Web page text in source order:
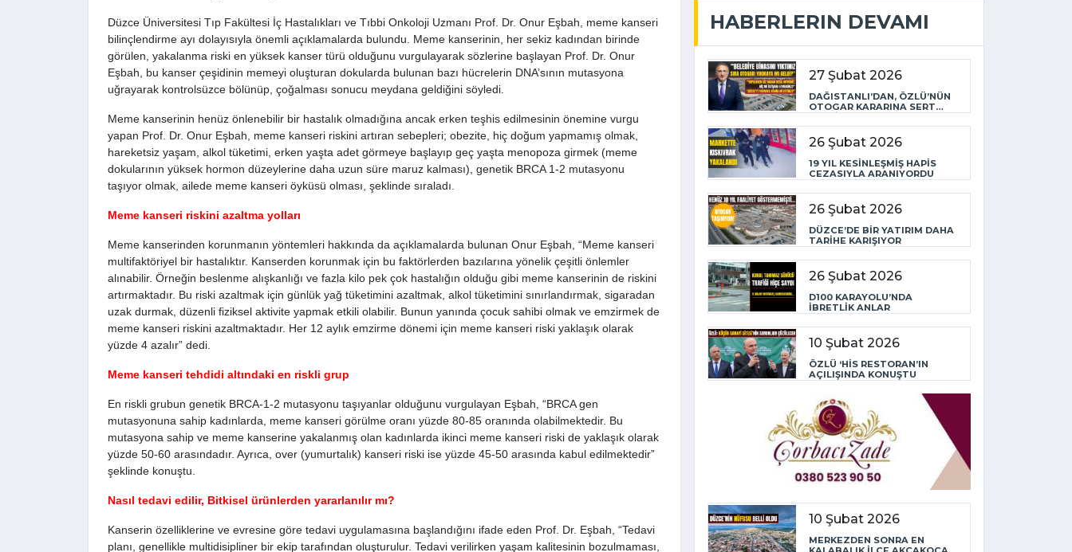
Düzce Üniversitesi Tıp Fakültesi İç Hastalıkları ve Tıbbi Onkoloji Uzmanı Prof. Dr. Onur Eşbah, meme kanseri
bilinçlendirme ayı dolayısıyla önemli açıklamalarda bulundu. Meme kanserinin, her sekiz kadından birinde
görülen, yakalanma riski en yüksek kanser türü olduğunu vurgulayarak sözlerine başlayan Prof. Dr. Onur
Eşbah, bu kanser çeşidinin memeyi oluşturan dokularda bulunan bazı hücrelerin DNA’sının mutasyona
uğrayarak kontrolsüzce bölünüp, çoğalması sonucu meydana geldiğini söyledi.
Meme kanserinin henüz önlenebilir bir hastalık olmadığına ancak erken teşhis edilmesinin önemine vurgu
yapan Prof. Dr. Onur Eşbah, meme kanseri riskini artıran sebepleri; obezite, hiç doğum yapmamış olmak,
hareketsiz yaşam, alkol tüketimi, erken yaşta adet görmeye başlayıp geç yaşta menopoza girmek (meme
dokularının yüksek hormon düzeylerine daha uzun süre maruz kalması), genetik BRCA 1-2 mutasyonu
taşıyor olmak, ailede meme kanseri öyküsü olması, şeklinde sıraladı.
Meme kanseri riskini azaltma yolları
Meme kanserinden korunmanın yöntemleri hakkında da açıklamalarda bulunan Onur Eşbah, “Meme kanseri
multifaktöriyel bir hastalıktır. Kanserden korunmak için bu faktörlerden bazılarına yönelik çeşitli önlemler
alınabilir. Örneğin beslenme alışkanlığı ve fazla kilo pek çok hastalığın olduğu gibi meme kanserinin de riskini
artırmaktadır. Bu riski azaltmak için günlük yağ tüketimini azaltmak, alkol tüketimini sınırlandırmak, sigaradan
uzak durmak, düzenli fiziksel aktivite yapmak etkili olabilir. Bunun yanında çocuk sahibi olmak ve emzirmek de
meme kanseri riskini azaltmaktadır. Her 12 aylık emzirme dönemi için meme kanseri riski yaklaşık olarak
yüzde 4 azalır” dedi.
Meme kanseri tehdidi altındaki en riskli grup
En riskli grubun genetik BRCA-1-2 mutasyonu taşıyanlar olduğunu vurgulayan Eşbah, “BRCA gen
mutasyonuna sahip kadınlarda, meme kanseri görülme oranı yüzde 80-85 oranında olabilmektedir. Bu
mutasyona sahip ve meme kanserine yakalanmış olan kadınlarda ikinci meme kanseri riski de yaklaşık olarak
yüzde 50-60 arasındadır. Ayrıca, over (yumurtalık) kanseri riski ise yüzde 45-50 arasında kabul edilmektedir”
şeklinde konuştu.
Nasıl tedavi edilir, Bitkisel ürünlerden yararlanılır mı?
Kanserin özelliklerine ve evresine göre tedavi uygulamasına başlandığını ifade eden Prof. Dr. Eşbah, “Tedavi
planı, genellikle multidisipliner bir ekip tarafından oluşturulur. Tedavi verilirken yaşam kalitesinin bozulmaması,
HABERLERIN DEVAMI
27 Şubat 2026
DAĞISTANLI’DAN, ÖZLÜ’NÜN
OTOGAR KARARINA SERT
TEPKİ
26 Şubat 2026
19 YIL KESİNLEŞMİŞ HAPİS
CEZASIYLA ARANIYORDU
26 Şubat 2026
DÜZCE’DE BİR YATIRIM DAHA
TARİHE KARIŞIYOR
26 Şubat 2026
D100 KARAYOLU’NDA
İBRETLİK ANLAR
10 Şubat 2026
ÖZLÜ ‘HİS RESTORAN’IN
AÇILIŞINDA KONUŞTU
10 Şubat 2026
MERKEZDEN SONRA EN